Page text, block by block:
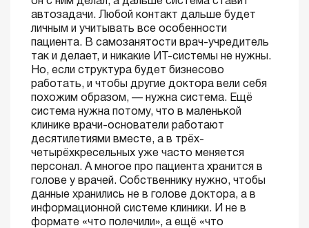
автозадачи. Любой контакт дальше будет
личным и учитывать все особенности
пациента. В самозанятости врач-учредитель
так и делает, и никакие ИТ-системы не нужны.
Но, если структура будет бизнесово
работать, и чтобы другие доктора вели себя
похожим образом, — нужна система. Ещё
система нужна потому, что в маленькой
клинике врачи-основатели работают
десятилетиями вместе, а в трёх-
четырёхкресельных уже часто меняется
персонал. А многое про пациента хранится в
голове у врачей. Собственнику нужно, чтобы
данные хранились не в голове доктора, а в
информационной системе клиники. И не в
формате «что полечили», а ещё «что